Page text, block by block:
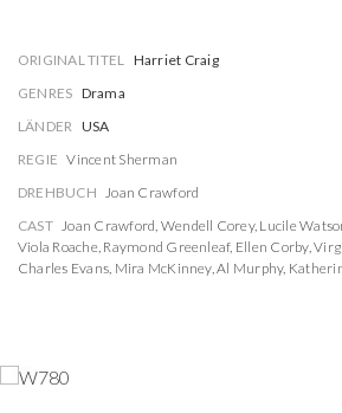
ORIGINAL TITEL Harriet Craig
GENRES Drama
LÄNDER USA
REGIE Vincent Sherman
DREHBUCH Joan Crawford
CAST Joan Crawford, Wendell Corey, Lucile
Viola Roache, Raymond Greenleaf, Ellen Corby,
Charles Evans, Mira McKinney,Al Murphy,